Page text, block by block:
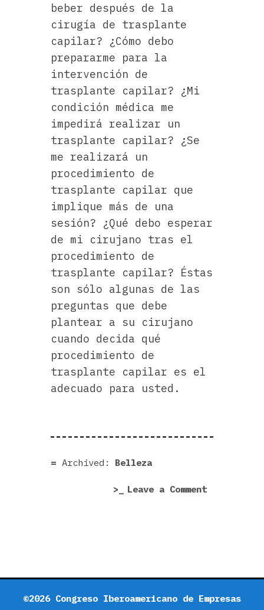
beber después de la
cirugía de trasplante
capilar? ¿Cómo debo
prepararme para la
intervención de
trasplante capilar? ¿Mi
condición médica me
impedirá realizar un
trasplante capilar? ¿Se
me realizará un
procedimiento de
trasplante capilar que
implique más de una
sesión? ¿Qué debo esperar
de mi cirujano tras el
procedimiento de
trasplante capilar? Éstas
son sólo algunas de las
preguntas que debe
plantear a su cirujano
cuando decida qué
procedimiento de
trasplante capilar es el
adecuado para usted.
Archived: Belleza
Leave a Commenton
consejos
hacer
©2026 Congreso Iberoamericano de Empresas